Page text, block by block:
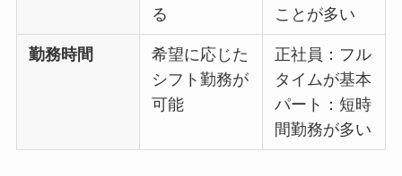
る
ことが多い
勤務時間
希望に応じた
シフト勤務が
可能
正社員：フル
タイムが基本
パート：短時
間勤務が多い